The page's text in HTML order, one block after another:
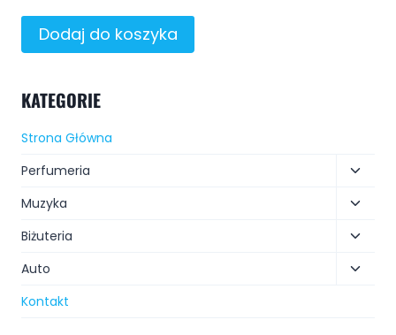
Dodaj do koszyka
KATEGORIE
Strona Główna
Perfumeria
Muzyka
Biżuteria
Auto
Kontakt